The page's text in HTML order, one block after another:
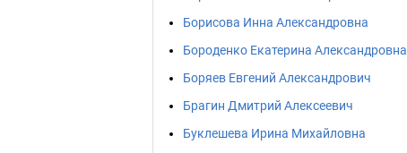
Борисова Инна Александровна
Бороденко Екатерина Александровна
Боряев Евгений Александрович
Брагин Дмитрий Алексеевич
Буклешева Ирина Михайловна